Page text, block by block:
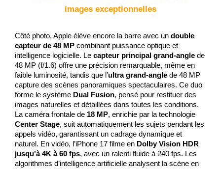
images exceptionnelles
Côté photo, Apple élève encore la barre avec un double
capteur de 48 MP combinant puissance optique et
intelligence logicielle. Le capteur principal grand-angle de
48 MP (f/1.6) offre une précision remarquable, même en
faible luminosité, tandis que l’ultra grand-angle de 48 MP
capture des scènes panoramiques spectaculaires. Ce duo
forme le système Dual Fusion, pensé pour restituer des
images naturelles et détaillées dans toutes les conditions.
La caméra frontale de 18 MP
Center Stage, suit automatiquement les sujets pendant les
appels vidéo, garantissant un cadrage dynamique et
naturel. En vidéo, l’iPhone 17 filme en Dolby Vision HDR
jusqu’à 4K à 60 fps, avec un ralenti fluide à 240 fps. Les
algorithmes d’intelligence artificielle analysent la scène en